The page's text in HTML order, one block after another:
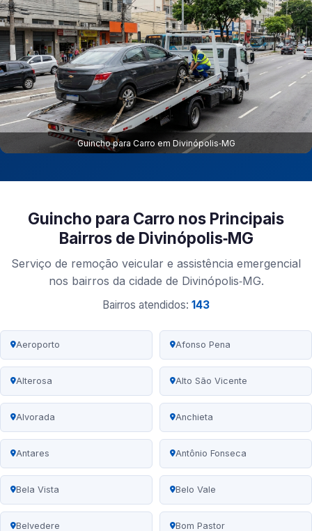
Guincho para Carro em Divinópolis‑MG
Guincho para Carro nos Principais
Bairros de Divinópolis‑MG
Serviço de remoção veicular e assistência emergencial
nos bairros da cidade de Divinópolis‑MG.
Bairros atendidos: 143
Aeroporto Afonso Pena
Alterosa Alto São Vicente
Alvorada Anchieta
Antares Antônio Fonseca
Bela Vista Belo Vale
Belvedere Bom Pastor